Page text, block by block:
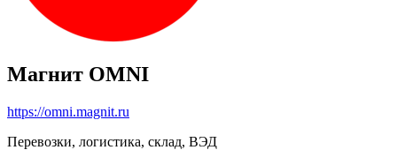
Магнит OMNI
https://omni.magnit.ru
Перевозки, логистика, склад, ВЭД